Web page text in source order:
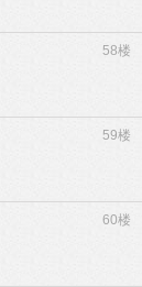
58楼
59楼
60楼